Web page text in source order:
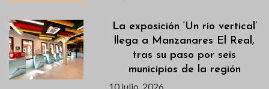
La exposición ‘Un río vertical’
llega a Manzanares El Real,
tras su paso por seis
municipios de la región
10 julio, 2026